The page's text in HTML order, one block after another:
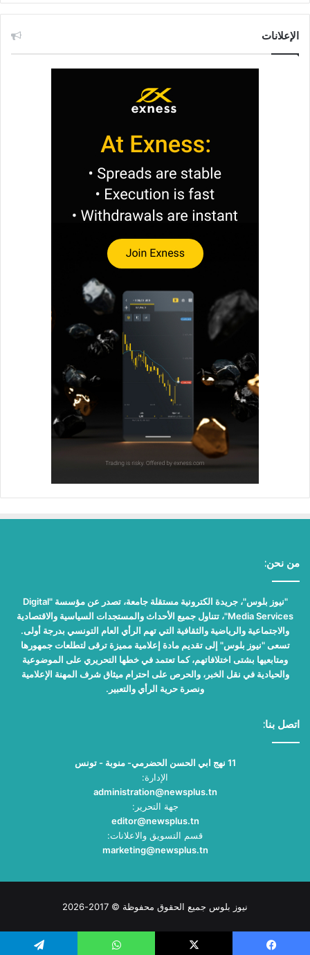
الإعلانات
من نحن:
"نيوز بلوس"، جريدة الكترونية مستقلة جامعة، تصدر عن مؤسسة "Digital
Media Services"، تتناول جميع الأحداث والمستجدات السياسية والاقتصادية
والاجتماعية والرياضية والثقافية التي تهم الرأي العام التونسي بدرجة أولى.
تسعى "نيوز بلوس" إلى تقديم مادة إعلامية مميزة ترقى لتطلعات جمهورها
ومتابعيها بشتى اختلافاتهم، كما تعتمد في خطها التحريري على الموضوعية
والحيادية في نقل الخبر، والحرص على احترام ميثاق شرف المهنة الإعلامية
ونصرة حرية الرأي والتعبير.
اتصل بنا:
11 نهج ابي الحسن الحضرمي- منوبة - تونس
الإدارة:
administration@newsplus.tn
جهة التحرير:
editor@newsplus.tn
قسم التسويق والاعلانات:
marketing@newsplus.tn
نيوز بلوس جميع الحقوق محفوظة © 2017-2026